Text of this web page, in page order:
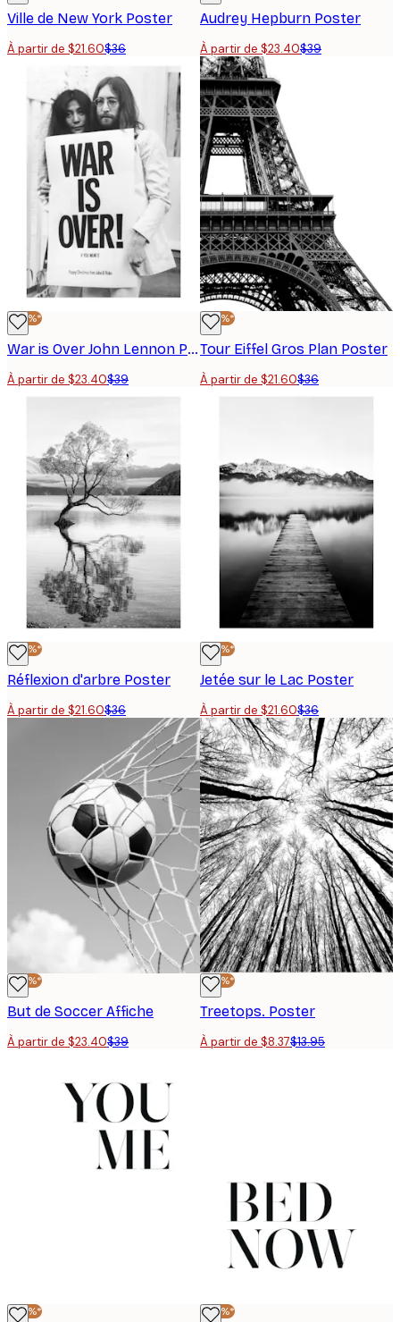
Ville de New York Poster
À partir de $21.60$36
Audrey Hepburn Poster
À partir de $23.40$39
-40%*
War is Over John Lennon Poster
À partir de $23.40$39
-40%*
Tour Eiffel Gros Plan Poster
À partir de $21.60$36
-40%*
Réflexion d'arbre Poster
À partir de $21.60$36
-40%*
Jetée sur le Lac Poster
À partir de $21.60$36
-40%*
But de Soccer Affiche
À partir de $23.40$39
-40%*
Treetops. Poster
À partir de $8.37$13.95
-40%* -40%*